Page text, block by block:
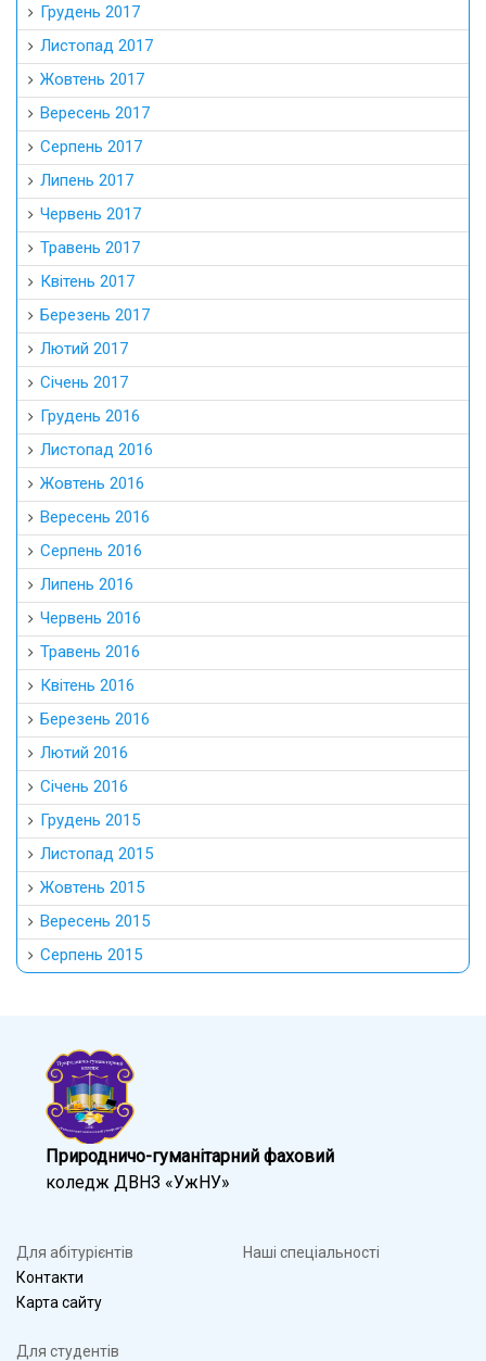
Грудень 2017
Листопад 2017
Жовтень 2017
Вересень 2017
Серпень 2017
Липень 2017
Червень 2017
Травень 2017
Квітень 2017
Березень 2017
Лютий 2017
Січень 2017
Грудень 2016
Листопад 2016
Жовтень 2016
Вересень 2016
Серпень 2016
Липень 2016
Червень 2016
Травень 2016
Квітень 2016
Березень 2016
Лютий 2016
Січень 2016
Грудень 2015
Листопад 2015
Жовтень 2015
Вересень 2015
Серпень 2015
Природничо-гуманітарний фаховий
коледж ДВНЗ «УжНУ»
Для абітурієнтів
Контакти
Карта сайту
Наші спеціальності
Для студентів